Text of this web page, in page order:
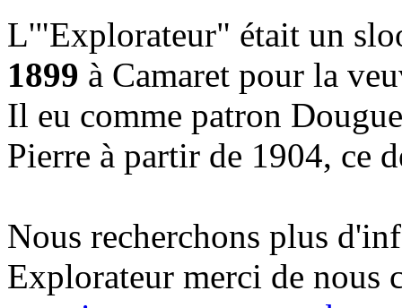
L'"Explorateur" était un
1899 à Camaret pour la
Il eu comme patron
Pierre à partir de 1904, ce
Nous recherchons plus
Explorateur merci de nous